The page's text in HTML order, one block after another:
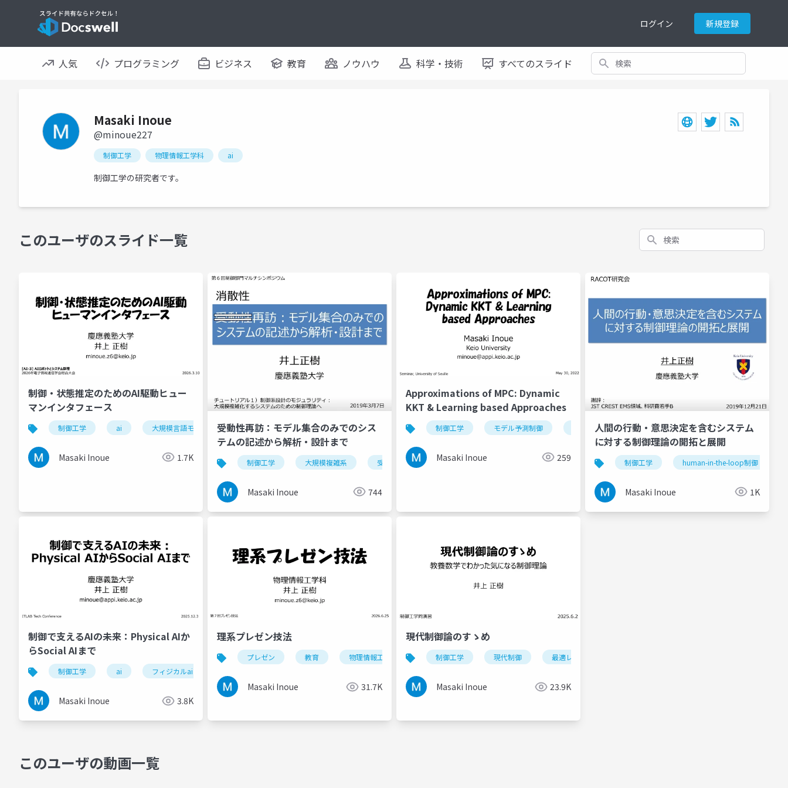
ログイン 新規登録
人気 プログラミング ビジネス 教育 ノウハウ 科学・技術 すべてのスライド 検索
Masaki Inoue
@minoue227
制御工学 物理情報工学科 ai
制御工学の研究者です。
このユーザのスライド一覧 検索
制御・状態推定のためのAI駆動ヒュー
マンインタフェース
制御工学 ai 大規模言語モデル フィジカルai ヒューマンインターフェース
Masaki Inoue 1.7K
受動性再訪：モデル集合のみでのシス
テムの記述から解析・設計まで
制御工学 大規模複雑系 受動性 消散性
Masaki Inoue 744
Approximations of MPC: Dynamic
KKT & Learning based Approaches
制御工学 モデル予測制御 機械学習 最適化
Masaki Inoue 259
人間の行動・意思決定を含むシステム
に対する制御理論の開拓と展開
制御工学 human-in-the-loop制御
Masaki Inoue 1K
制御で支えるAIの未来：Physical AIか
らSocial AIまで
制御工学 ai フィジカルai
Masaki Inoue 3.8K
理系プレゼン技法
プレゼン 教育 物理情報工学科
Masaki Inoue 31.7K
現代制御論のすゝめ
制御工学 現代制御 最適レギュレータ
Masaki Inoue 23.9K
このユーザの動画一覧